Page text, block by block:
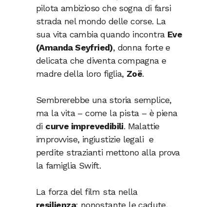
pilota ambizioso che sogna di farsi
strada nel mondo delle corse. La
sua vita cambia quando incontra Eve
(Amanda Seyfried), donna forte e
delicata che diventa compagna e
madre della loro figlia, Zoë.
Sembrerebbe una storia semplice,
ma la vita – come la pista – è piena
di curve imprevedibili. Malattie
improvvise, ingiustizie legali e
perdite strazianti mettono alla prova
la famiglia Swift.
La forza del film sta nella
resilienza: nonostante le cadute,